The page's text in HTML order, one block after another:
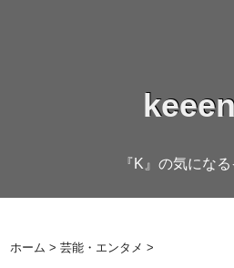
『K』の気にな
ホーム >芸能・エンタメ >